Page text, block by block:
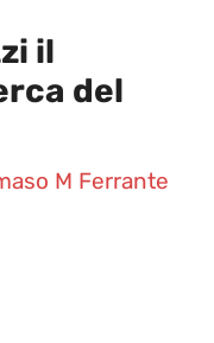
il
del
M Ferrante